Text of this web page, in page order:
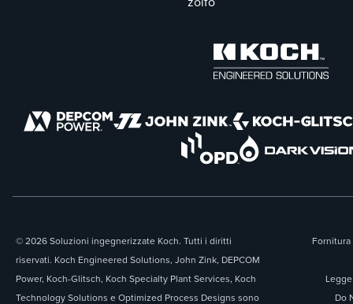
© 2026 Soluzioni ingegnerizzate Koch. Tutti i diritti
riservati. Koch Engineered Solutions, John Zink, DEPCOM
Power, Koch-Glitsch, Koch Specialty Plant Services, Koch
Technology Solutions e Optimized Process Designs sono
Do